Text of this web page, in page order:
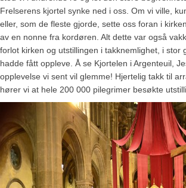
Frelserens kjortel synke ned i oss. Om vi ville,
eller, som de fleste gjorde, sette oss foran i
av en nonne fra kordøren. Alt dette var også
forlot kirken og utstillingen i takknemlighet, i stor
hadde fått oppleve. Å se Kjortelen i Argenteuil,
opplevelse vi sent vil glemme! Hjertelig takk til
hører vi at hele 200 000 pilegrimer besøkte